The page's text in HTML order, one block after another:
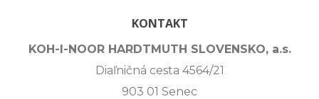
KONTAKT
KOH-I-NOOR HARDTMUTH SLOVENSKO, a.s.
Diaľničná cesta 4564/21
903 01 Senec